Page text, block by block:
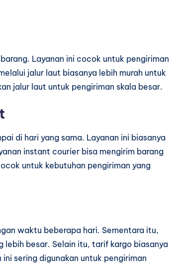
Layanan ini cocok untuk pengiriman
jalur laut biasanya lebih murah untuk
jalur laut untuk pengiriman skala besar.
di hari yang sama. Layanan ini biasanya
instant courier bisa mengirim barang
untuk kebutuhan pengiriman yang
waktu beberapa hari. Sementara itu,
lebih besar. Selain itu, tarif kargo biasanya
sering digunakan untuk pengiriman